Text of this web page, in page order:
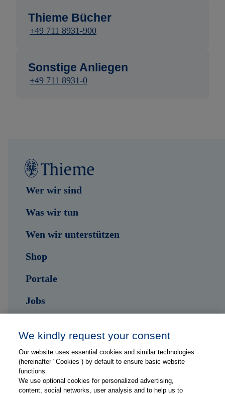
Thieme Bücher
+49 711 8931-900
Sonstige Anliegen
+49 711 8931-0
Wer wir sind
Was wir tun
Wen wir unterstützen
Shop
Portale
Jobs
Folge uns auf ...
We kindly request your consent
Our website uses essential cookies and similar technologies
(hereinafter "Cookies”) by default to ensure basic website
functions.
We use optional cookies for personalized advertising,
content, social networks, user analysis and to help us to